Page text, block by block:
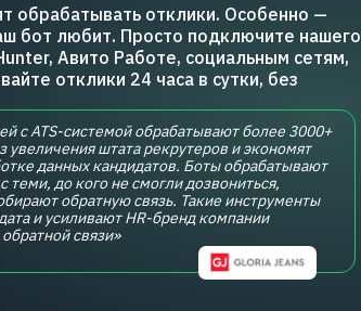
обрабатывать отклики. Особенно —
бот любит. Просто подключите нашего
Авито Работе, социальным сетям,
отклики 24 часа в сутки, без
с ATS-системой обрабатывают более 3000+
увеличения штата рекрутеров и экономят
данных кандидатов. Боты обрабатывают
теми, до кого не смогли дозвониться,
обратную связь. Такие инструменты
и усиливают HR-бренд компании
связи»